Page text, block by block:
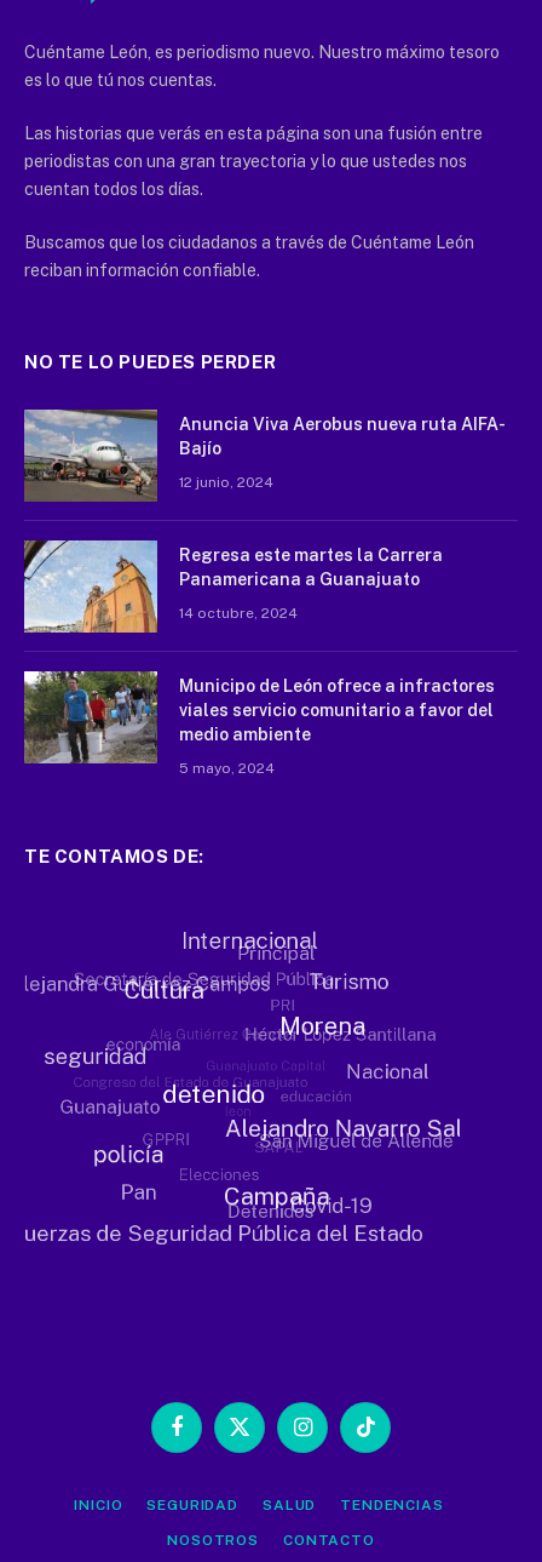
Cuéntame León, es periodismo nuevo. Nuestro máximo tesoro
es lo que tú nos cuentas.
Las historias que verás en esta página son una fusión entre
periodistas con una gran trayectoria y lo que ustedes nos
cuentan todos los días.
Buscamos que los ciudadanos a través de Cuéntame León
reciban información confiable.
NO TE LO PUEDES PERDER
Anuncia Viva Aerobus nueva ruta AIFA-
Bajío
12 junio, 2024
Regresa este martes la Carrera
Panamericana a Guanajuato
14 octubre, 2024
Municipo de León ofrece a infractores
viales servicio comunitario a favor del
medio ambiente
5 mayo, 2024
TE CONTAMOS DE:
Facebook
X
InstagramTikTok
INICIO SEGURIDAD SALUD TENDENCIAS
NOSOTROS CONTACTO